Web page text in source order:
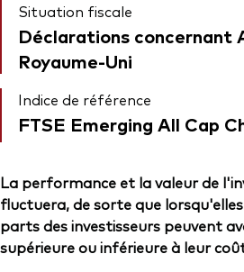
Situation fiscale
Déclarations concernant
Royaume-Uni
Indice de référence
FTSE Emerging All Cap
La performance et la valeur de
fluctuera, de sorte que
parts des investisseurs peuvent
supérieure ou inférieure à leur